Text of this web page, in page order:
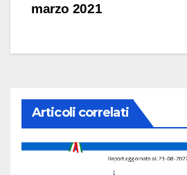
marzo 2021
Articoli correlati